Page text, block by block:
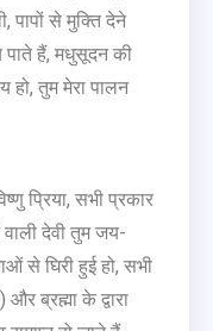
पापों से मुक्ति देने
पाते हैं, मधुसूदन की
हो, तुम मेरा पालन
प्रिया, सभी प्रकार
देवी तुम जय-
से घिरी हुई हो, सभी
ब्रह्मा के द्वारा